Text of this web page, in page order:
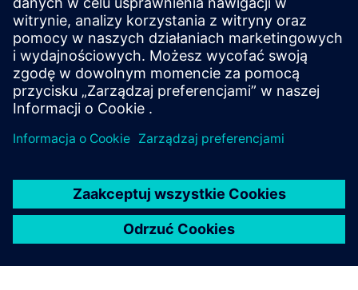
This rugged, fully welded electromagnetic flow
sensor delivers precise measurements for demanding
chemical, mining and process industries.